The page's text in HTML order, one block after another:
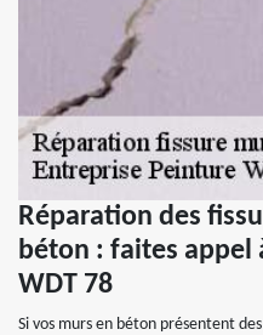
Réparation des
béton : faites appel
WDT 78
Si vos murs en béton présentent